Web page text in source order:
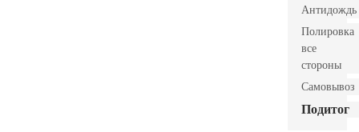
Антидождь
Полировка
все
стороны
Самовывоз
Подитог